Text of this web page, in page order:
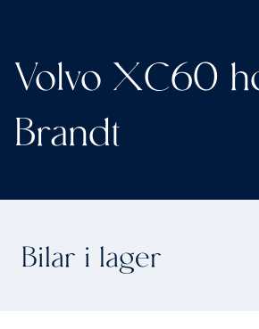
Volvo XC60
Brandt
Bilar i lager